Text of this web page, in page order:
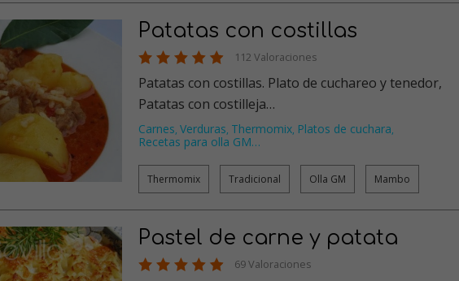
Patatas con costillas
112 Valoraciones
Patatas con costillas. Plato de cuchareo y tenedor,
Patatas con costilleja…
Carnes, Verduras, Thermomix, Platos de cuchara,
Recetas para olla GM…
Thermomix Tradicional Olla GM Mambo
Pastel de carne y patata
69 Valoraciones